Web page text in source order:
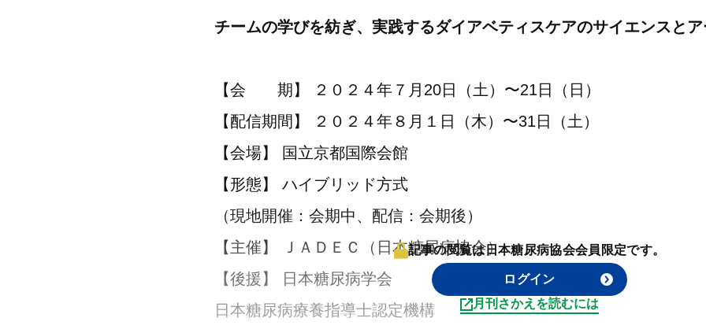
チームの学びを紡ぎ、実践するダイアベティスケアのサイエンスと
【会 期】 ２０２４年７月20日（土）〜21日（日）
【配信期間】 ２０２４年８月１日（木）〜31日（土）
【会場】 国立京都国際会館
【形態】 ハイブリッド方式
（現地開催：会期中、配信：会期後）
【主催】 ＪＡＤＥＣ（日本糖尿病協会）
【後援】 日本糖尿病学会
日本糖尿病療養指導士認定機構
記事の閲覧は日本糖尿病協会会員限定です。
ログイン
月刊さかえを読むには